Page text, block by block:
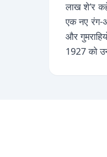
लाख शे’र
एक नए रंग-
और
1927 को